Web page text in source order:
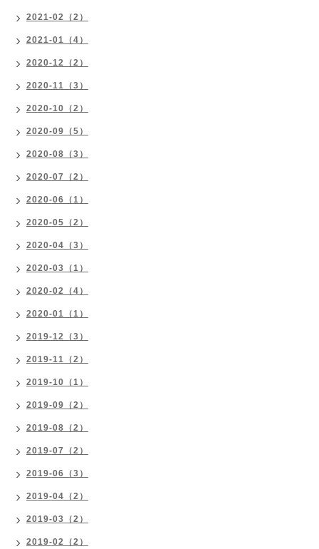
2021-02（2）
2021-01（4）
2020-12（2）
2020-11（3）
2020-10（2）
2020-09（5）
2020-08（3）
2020-07（2）
2020-06（1）
2020-05（2）
2020-04（3）
2020-03（1）
2020-02（4）
2020-01（1）
2019-12（3）
2019-11（2）
2019-10（1）
2019-09（2）
2019-08（2）
2019-07（2）
2019-06（3）
2019-04（2）
2019-03（2）
2019-02（2）